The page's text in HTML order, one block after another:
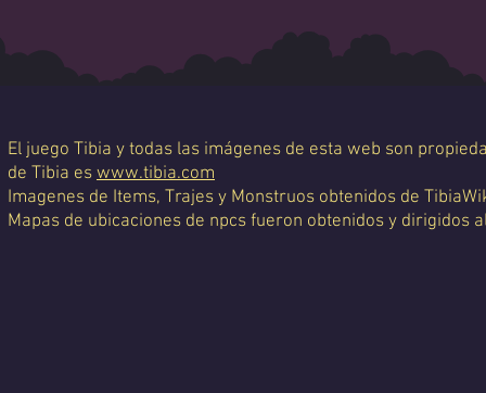
El juego Tibia y todas las imágenes de esta web son
de Tibia es www.tibia.com
Imagenes de Items, Trajes y Monstruos obtenidos de
Mapas de ubicaciones de npcs fueron obtenidos y dirigidos